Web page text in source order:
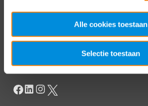
Alle cookies toestaan
Selectie toestaan
2509 AA Den Haag